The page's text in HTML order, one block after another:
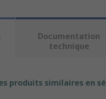
Documentation
technique
produits similaires en